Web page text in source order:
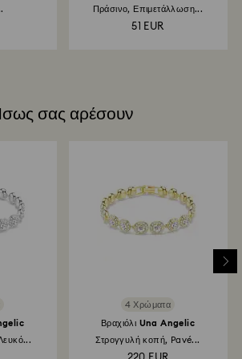
και επιστροφής χρημάτων
έως και 3-4 εβδομάδες από την
Πράσινο, Επιμετάλλωση...
51 EUR
σας αρέσουν
4 Χρώματα
Βραχιόλι Una Angelic
Στρογγυλή κοπή, Pavé...